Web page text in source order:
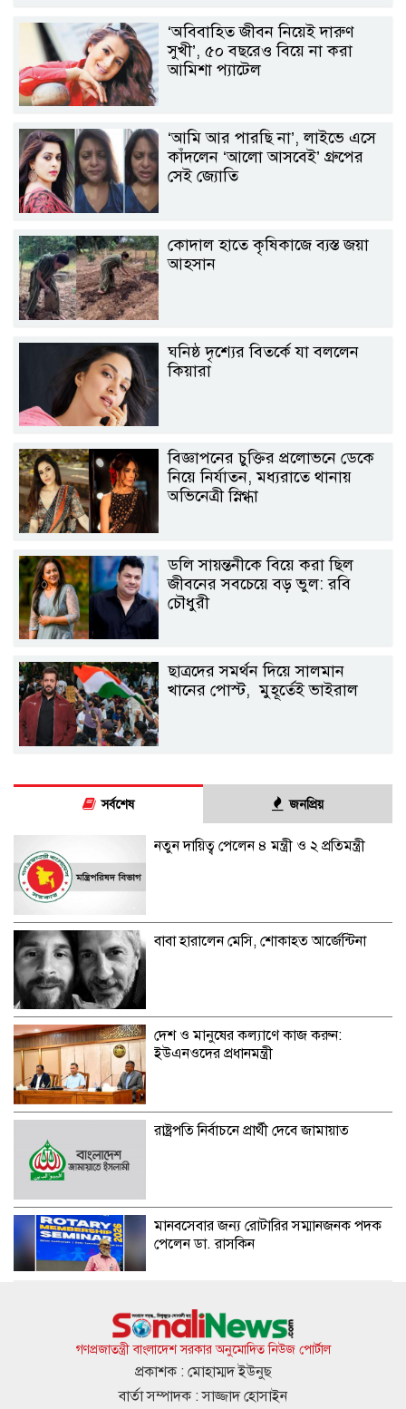
‘অবিবাহিত জীবন নিয়েই দারুণ
সুখী’, ৫০ বছরেও বিয়ে না করা
আমিশা প্যাটেল
‘আমি আর পারছি না’, লাইভে এসে
কাঁদলেন ‘আলো আসবেই’ গ্রুপের
সেই জ্যোতি
কোদাল হাতে কৃষিকাজে ব্যস্ত জয়া
আহসান
ঘনিষ্ঠ দৃশ্যের বিতর্কে যা বললেন
কিয়ারা
বিজ্ঞাপনের চুক্তির প্রলোভনে ডেকে
নিয়ে নির্যাতন, মধ্যরাতে থানায়
অভিনেত্রী স্নিগ্ধা
ডলি সায়ন্তনীকে বিয়ে করা ছিল
জীবনের সবচেয়ে বড় ভুল: রবি
চৌধুরী
ছাত্রদের সমর্থন দিয়ে সালমান
খানের পোস্ট, মুহূর্তেই ভাইরাল
সর্বশেষ জনপ্রিয়
নতুন দায়িত্ব পেলেন ৪ মন্ত্রী ও ২ প্রতিমন্ত্রী
বাবা হারালেন মেসি, শোকাহত আর্জেন্টিনা
দেশ ও মানুষের কল্যাণে কাজ করুন:
ইউএনওদের প্রধানমন্ত্রী
রাষ্ট্রপতি নির্বাচনে প্রার্থী দেবে জামায়াত
মানবসেবার জন্য রোটারির সম্মানজনক পদক
পেলেন ডা. রাসকিন
হাসিনার নির্দেশে সালাহউদ্দিন আহমদকে গুম
করা হয়: তদন্ত সংস্থা
গণপ্রজাতন্ত্রী বাংলাদেশ সরকার অনুমোদিত নিউজ পোর্টাল
প্রকাশক : মোহাম্মদ ইউনুছ
বার্তা সম্পাদক : সাজ্জাদ হোসাইন